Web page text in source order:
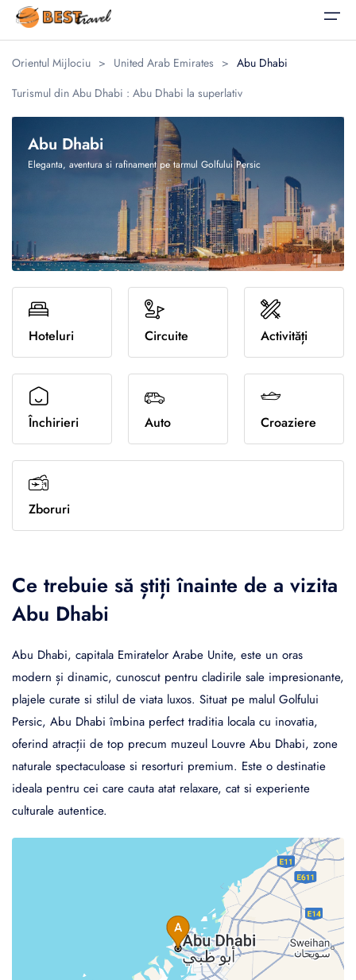
Acasă
Vacanțe
Vacanțe
Oferte Speciale
Luna de miere
Familie
Evadări culinare
Relaxare la plaja
Sporturi de iarna
Corporate
Corporate
Călătorii pentru Afaceri
Evenimente Corporate
Despre noi
Contact
Orientul Mijlociu > United Arab Emirates > Abu Dhabi
Turismul din Abu Dhabi : Abu Dhabi la superlativ
Abu Dhabi
Eleganta, aventura si rafinament pe tarmul Golfului Persic
Hoteluri Circuite Activități
Închirieri Auto Croaziere
Zboruri
Ce trebuie să știți înainte de a vizita
Abu Dhabi
Abu Dhabi, capitala Emiratelor Arabe Unite, este un oras
modern și dinamic, cunoscut pentru cladirile sale impresionante,
plajele curate si stilul de viata luxos. Situat pe malul Golfului
Persic, Abu Dhabi îmbina perfect traditia locala cu inovatia,
oferind atracții de top precum muzeul Louvre Abu Dhabi, zone
naturale spectaculoase si resorturi premium. Este o destinatie
ideala pentru cei care cauta atat relaxare, cat si experiente
culturale autentice.
Alegeți limba
Română
România